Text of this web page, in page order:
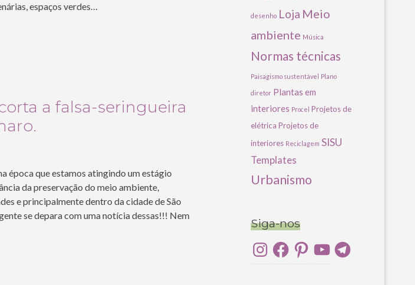
espaços verdes…
a falsa-seringueira
época que estamos atingindo um estágio
da preservação do meio ambiente,
e principalmente dentro da cidade de São
se depara com uma notícia dessas!!! Nem
desenho Loja Meio
ambiente Música
Normas técnicas
Paisagismo sustentável Plano
diretor Plantas em
interiores Procel Projetos de
elétrica Projetos de
interiores Reciclagem SISU
Templates
Urbanismo
Siga-nos
InstagramFacebookPinterestYouTubeTelegram